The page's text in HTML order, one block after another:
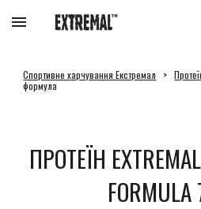
Skip to main content
Спортивне харчування Екстремал >
формула
ПРОТЕЇН